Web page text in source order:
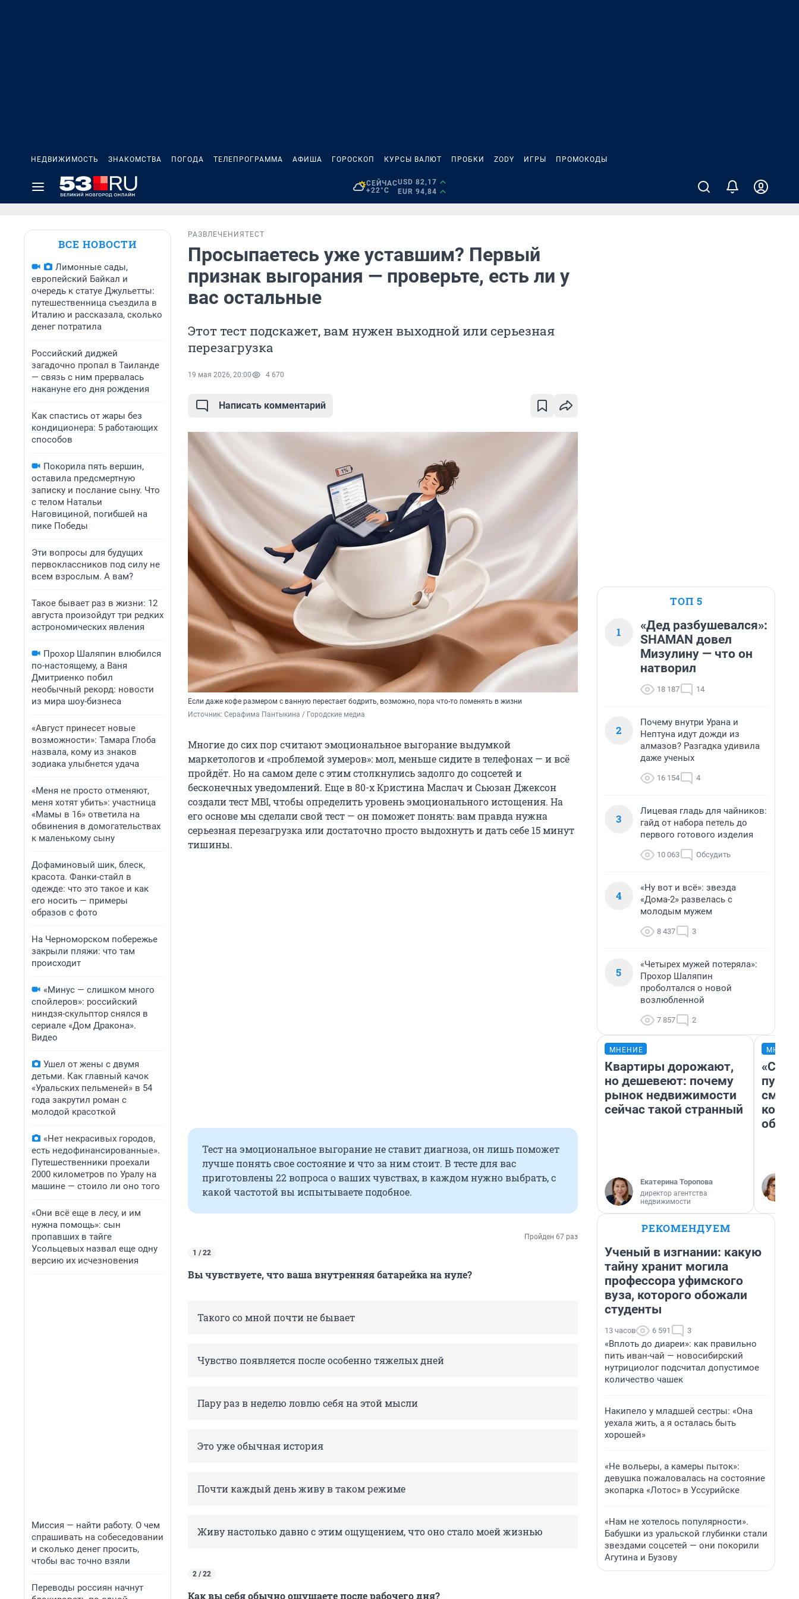
НЕДВИЖИМОСТЬ ЗНАКОМСТВА ПОГОДА ТЕЛЕПРОГРАММА АФИША ГОРОСКОП КУРСЫ ВАЛЮТ ПРОБКИ ZODY ИГРЫ ПРОМОКОДЫ
СЕЙЧАС
+22°C
USD 82,17
EUR 94,84
ВСЕ НОВОСТИ
Лимонные сады,
европейский Байкал и
очередь к статуе Джульетты:
путешественница съездила в
Италию и рассказала, сколько
денег потратила
Российский диджей
загадочно пропал в Таиланде
— связь с ним прервалась
накануне его дня рождения
Как спастись от жары без
кондиционера: 5 работающих
способов
Покорила пять вершин,
оставила предсмертную
записку и послание сыну. Что
с телом Натальи
Наговициной, погибшей на
пике Победы
Эти вопросы для будущих
первоклассников под силу не
всем взрослым. А вам?
Такое бывает раз в жизни: 12
августа произойдут три редких
астрономических явления
Прохор Шаляпин влюбился
по-настоящему, а Ваня
Дмитриенко побил
необычный рекорд: новости
из мира шоу-бизнеса
«Август принесет новые
возможности»: Тамара Глоба
назвала, кому из знаков
зодиака улыбнется удача
«Меня не просто отменяют,
меня хотят убить»: участница
«Мамы в 16» ответила на
обвинения в домогательствах
к маленькому сыну
Дофаминовый шик, блеск,
красота. Фанки-стайл в
одежде: что это такое и как
его носить — примеры
образов с фото
На Черноморском побережье
закрыли пляжи: что там
происходит
«Минус — слишком много
спойлеров»: российский
ниндзя-скульптор снялся в
сериале «Дом Дракона».
Видео
Ушел от жены с двумя
детьми. Как главный качок
«Уральских пельменей» в 54
года закрутил роман с
молодой красоткой
«Нет некрасивых городов,
есть недофинансированные».
Путешественники проехали
2000 километров по Уралу на
машине — стоило ли оно того
«Они всё еще в лесу, и им
нужна помощь»: сын
пропавших в тайге
Усольцевых назвал еще одну
версию их исчезновения
Миссия — найти работу. О чем
спрашивать на собеседовании
и сколько денег просить,
чтобы вас точно взяли
Переводы россиян начнут
РАЗВЛЕЧЕНИЯ ТЕСТ
Просыпаетесь уже уставшим? Первый
признак выгорания — проверьте, есть ли у
вас остальные
Этот тест подскажет, вам нужен выходной или серьезная
перезагрузка
19 мая 2026, 20:00 4 670
Написать комментарий
Если даже кофе размером с ванную перестает бодрить, возможно, пора что-то поменять в жизни
Источник: Серафима Пантыкина / Городские медиа
Многие до сих пор считают эмоциональное выгорание выдумкой
маркетологов и «проблемой зумеров»: мол, меньше сидите в телефонах — и всё
пройдёт. Но на самом деле с этим столкнулись задолго до соцсетей и
бесконечных уведомлений. Еще в 80-х Кристина Маслач и Сьюзан Джексон
создали тест MBI, чтобы определить уровень эмоционального истощения. На
его основе мы сделали свой тест — он поможет понять: вам правда нужна
серьезная перезагрузка или достаточно просто выдохнуть и дать себе 15 минут
тишины.
Тест на эмоциональное выгорание не ставит диагноза, он лишь поможет
лучше понять свое состояние и что за ним стоит. В тесте для вас
приготовлены 22 вопроса о ваших чувствах, в каждом нужно выбрать, с
какой частотой вы испытываете подобное.
Пройден 67 раз
1 / 22
Вы чувствуете, что ваша внутренняя батарейка на нуле?
Такого со мной почти не бывает
Чувство появляется после особенно тяжелых дней
Пару раз в неделю ловлю себя на этой мысли
Это уже обычная история
Почти каждый день живу в таком режиме
Живу настолько давно с этим ощущением, что оно стало моей жизнью
2 / 22
Как вы себя обычно ощущаете после рабочего дня?
ТОП 5
1
«Дед разбушевался»:
SHAMAN довел
Мизулину — что он
натворил
18 187 14
2
Почему внутри Урана и
Нептуна идут дожди из
алмазов? Разгадка удивила
даже ученых
16 154 4
3
Лицевая гладь для чайников:
гайд от набора петель до
первого готового изделия
10 063 Обсудить
4
«Ну вот и всё»: звезда
«Дома-2» развелась с
молодым мужем
8 437 3
5
«Четырех мужей потеряла»:
Прохор Шаляпин
проболтался о новой
возлюбленной
7 857 2
МНЕНИЕ
Квартиры дорожают,
но дешевеют: почему
рынок недвижимости
сейчас такой странный
Екатерина Торопова
директор агентства
недвижимости
РЕКОМЕНДУЕМ
Ученый в изгнании: какую
тайну хранит могила
профессора уфимского
вуза, которого обожали
студенты
13 часов 6 591 3
«Вплоть до диареи»: как правильно
пить иван-чай — новосибирский
нутрициолог подсчитал допустимое
количество чашек
Накипело у младшей сестры: «Она
уехала жить, а я осталась быть
хорошей»
«Не вольеры, а камеры пыток»:
девушка пожаловалась на состояние
экопарка «Лотос» в Уссурийске
«Нам не хотелось популярности».
Бабушки из уральской глубинки стали
звездами соцсетей — они покорили
Агутина и Бузову